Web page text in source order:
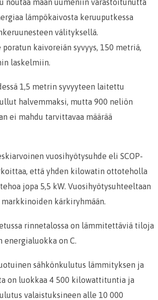
noutaa maan uumeniin varastoitunutta
lämpökaivosta keruuputkessa
välityksellä.
poratun kaivoreiän syvyys, 150 metriä,
laskelmiin.
1,5 metrin syvyyteen laitettu
halvemmaksi, mutta 900 neliön
ei mahdu tarvittavaa määrää
vuosihyötysuhde eli SCOP-
että yhden kilowatin ottoteholla
jopa 5,5 kW. Vuosihyötysuhteeltaan
kärkiryhmään.
rinnetalossa on lämmitettäviä tiloja
energialuokka on C.
sähkönkulutus lämmityksen ja
on luokkaa 4 500 kilowattituntia ja
valaistuksineen alle 10 000